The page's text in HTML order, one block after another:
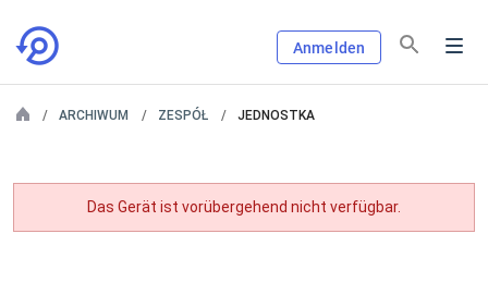
Anmelden
ARCHIWUM ZESPÓŁ JEDNOSTKA
Das Gerät ist vorübergehend nicht verfügbar.